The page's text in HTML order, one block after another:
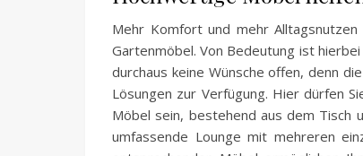
Mehr Komfort und mehr
Gartenmöbel. Von Bedeutung ist
durchaus keine Wünsche offen, denn
Lösungen zur Verfügung. Hier dürfen
Möbel sein, bestehend aus dem Tisch
umfassende Lounge mit mehreren